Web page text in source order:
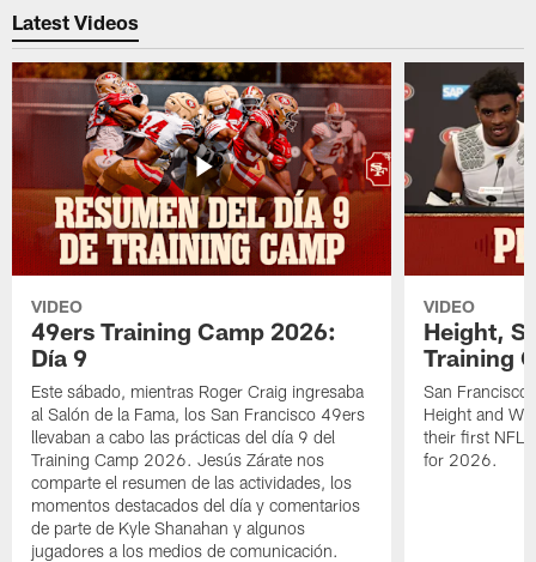
Latest Videos
VIDEO
49ers Training Camp 2026:
Día 9
Este sábado, mientras Roger Craig ingresaba
al Salón de la Fama, los San Francisco 49ers
llevaban a cabo las prácticas del día 9 del
Training Camp 2026. Jesús Zárate nos
comparte el resumen de las actividades, los
momentos destacados del día y comentarios
de parte de Kyle Shanahan y algunos
jugadores a los medios de comunicación.
VIDEO
Height,
Training
San Francisco
Height and
their first NFL
for 2026.